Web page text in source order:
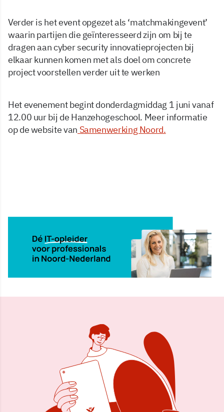
Verder is het event opgezet als ‘matchmakingevent’
waarin partijen die geïnteresseerd zijn om bij te
dragen aan cyber security innovatieprojecten bij
elkaar kunnen komen met als doel om concrete
project voorstellen verder uit te werken
Het evenement begint donderdagmiddag 1 juni vanaf
12.00 uur bij de Hanzehogeschool. Meer informatie
op de website van Samenwerking Noord.
22 mei 2023, 10:58